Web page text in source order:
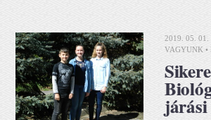
2019. 05. 01.
VAGYUNK •